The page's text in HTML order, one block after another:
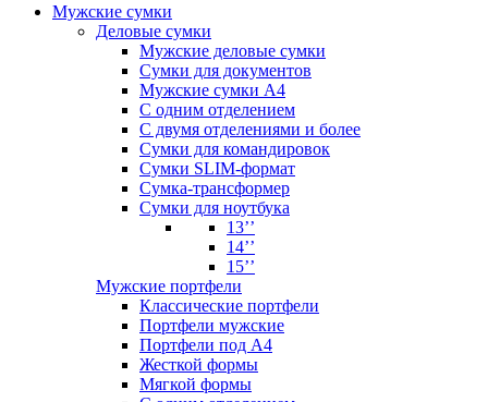
Мужские сумки
Деловые сумки
Мужские деловые сумки
Сумки для документов
Мужские сумки А4
С одним отделением
С двумя отделениями и более
Сумки для командировок
Сумки SLIM-формат
Сумка-трансформер
Сумки для ноутбука
13’’
14’’
15’’
Мужские портфели
Классические портфели
Портфели мужские
Портфели под А4
Жесткой формы
Мягкой формы